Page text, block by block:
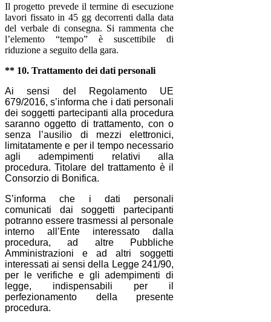
Il progetto prevede il termine di esecuzione
lavori fissato in 45 gg decorrenti dalla data
del verbale di consegna. Si rammenta che
l’elemento “tempo” è suscettibile di
riduzione a seguito della gara.
** 10. Trattamento dei dati personali
Ai sensi del Regolamento UE
679/2016, s’informa che i dati personali
dei soggetti partecipanti alla procedura
saranno oggetto di trattamento, con o
senza l’ausilio di mezzi elettronici,
limitatamente e per il tempo necessario
agli adempimenti relativi alla
procedura. Titolare del trattamento è il
Consorzio di Bonifica.
S’informa che i dati personali
comunicati dai soggetti partecipanti
potranno essere trasmessi al personale
interno all’Ente interessato dalla
procedura, ad altre Pubbliche
Amministrazioni e ad altri soggetti
interessati ai sensi della Legge 241/90,
per le verifiche e gli adempimenti di
legge, indispensabili per il
perfezionamento della presente
procedura.